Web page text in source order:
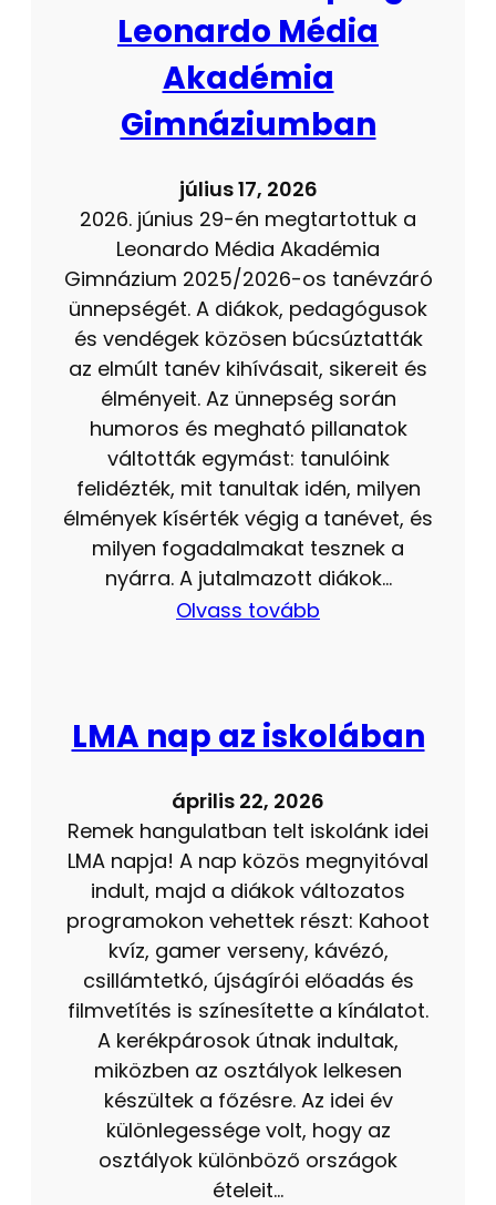
Leonardo Média
Akadémia
Gimnáziumban
július 17, 2026
2026. június 29-én megtartottuk a
Leonardo Média Akadémia
Gimnázium 2025/2026-os tanévzáró
ünnepségét. A diákok, pedagógusok
és vendégek közösen búcsúztatták
az elmúlt tanév kihívásait, sikereit és
élményeit. Az ünnepség során
humoros és megható pillanatok
váltották egymást: tanulóink
felidézték, mit tanultak idén, milyen
élmények kísérték végig a tanévet, és
milyen fogadalmakat tesznek a
nyárra. A jutalmazott diákok…
Olvass tovább
LMA nap az iskolában
április 22, 2026
Remek hangulatban telt iskolánk idei
LMA napja! A nap közös megnyitóval
indult, majd a diákok változatos
programokon vehettek részt: Kahoot
kvíz, gamer verseny, kávézó,
csillámtetkó, újságírói előadás és
filmvetítés is színesítette a kínálatot.
A kerékpárosok útnak indultak,
miközben az osztályok lelkesen
készültek a főzésre. Az idei év
különlegessége volt, hogy az
osztályok különböző országok
ételeit…